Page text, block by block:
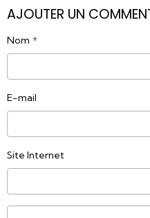
AJOUTER UN
Nom
E-mail
Site Internet